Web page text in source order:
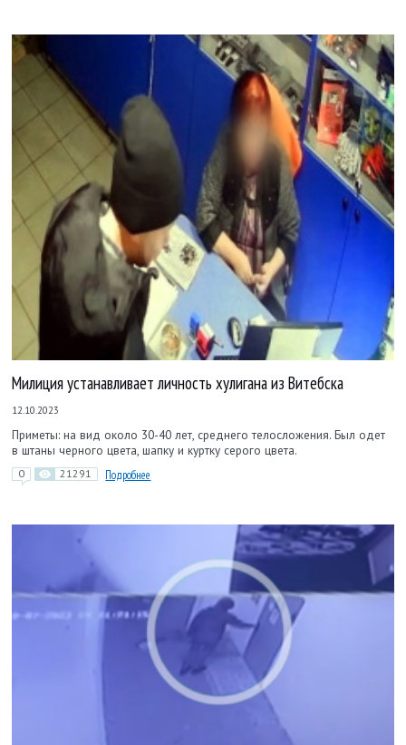
Милиция устанавливает личность хулигана из Витебска
12.10.2023
Приметы: на вид около 30-40 лет, среднего телосложения. Был одет
в штаны черного цвета, шапку и куртку серого цвета.
0 21291 Подробнее